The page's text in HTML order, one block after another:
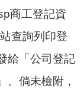
商工登記資
查詢列印登
給「公司登記
。倘未檢附，